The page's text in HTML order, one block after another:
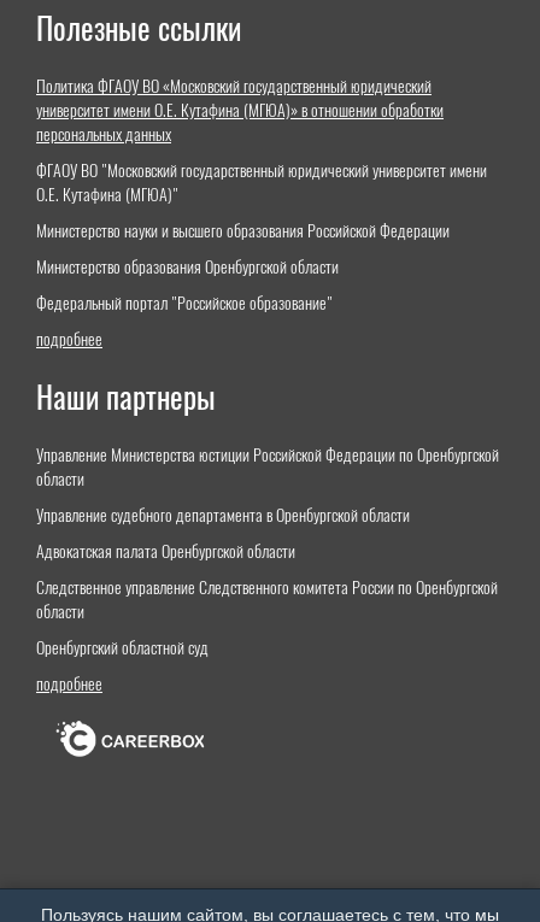
Полезные ссылки
Политика ФГАОУ ВО «Московский государственный юридический
университет имени О.Е. Кутафина (МГЮА)» в отношении обработки
персональных данных
ФГАОУ ВО "Московский государственный юридический университет имени
О.Е. Кутафина (МГЮА)"
Министерство науки и высшего образования Российской Федерации
Министерство образования Оренбургской области
Федеральный портал "Российское образование"
подробнее
Наши партнеры
Управление Министерства юстиции Российской Федерации по Оренбургской
области
Управление судебного департамента в Оренбургской области
Адвокатская палата Оренбургской области
Следственное управление Следственного комитета России по Оренбургской
области
Оренбургский областной суд
подробнее
Пользуясь нашим сайтом, вы соглашаетесь с тем, что мы
Оренбургский институт (филиал) федерального государственного бюджетного образовательного